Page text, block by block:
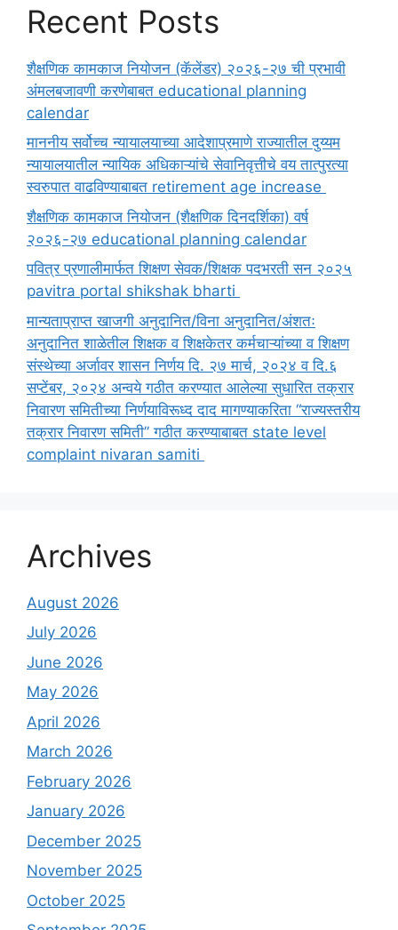
Recent Posts
शैक्षणिक कामकाज नियोजन (कॅलेंडर) २०२६-२७ ची प्रभावी
अंमलबजावणी करणेबाबत educational planning
calendar
माननीय सर्वोच्च न्यायालयाच्या आदेशाप्रमाणे राज्यातील दुय्यम
न्यायालयातील न्यायिक अधिकाऱ्यांचे सेवानिवृत्तीचे वय तात्पुरत्या
स्वरुपात वाढविण्याबाबत retirement age increase
शैक्षणिक कामकाज नियोजन (शैक्षणिक दिनदर्शिका) वर्ष
२०२६-२७ educational planning calendar
पवित्र प्रणालीमार्फत शिक्षण सेवक/शिक्षक पदभरती सन २०२५
pavitra portal shikshak bharti
मान्यताप्राप्त खाजगी अनुदानित/विना अनुदानित/अंशतः
अनुदानित शाळेतील शिक्षक व शिक्षकेतर कर्मचाऱ्यांच्या व शिक्षण
संस्थेच्या अर्जावर शासन निर्णय दि. २७ मार्च, २०२४ व दि.६
सप्टेंबर, २०२४ अन्वये गठीत करण्यात आलेल्या सुधारित तक्रार
निवारण समितीच्या निर्णयाविरूध्द दाद मागण्याकरिता “राज्यस्तरीय
तक्रार निवारण समिती” गठीत करण्याबाबत state level
complaint nivaran samiti
Archives
August 2026
July 2026
June 2026
May 2026
April 2026
March 2026
February 2026
January 2026
December 2025
November 2025
October 2025